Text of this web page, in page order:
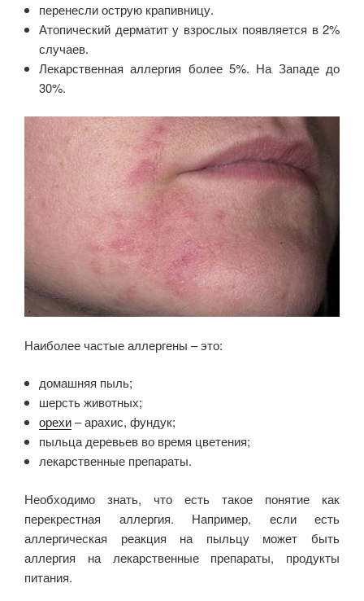
перенесли острую крапивницу.
Атопический дерматит у взрослых появляется в 2%
случаев.
Лекарственная аллергия более 5%. На Западе до
30%.
Наиболее частые аллергены – это:
домашняя пыль;
шерсть животных;
орехи– арахис, фундук;
пыльца деревьев во время цветения;
лекарственные препараты.
Необходимо знать, что есть такое понятие как
перекрестная аллергия. Например, если есть
аллергическая реакция на пыльцу может быть
аллергия на лекарственные препараты, продукты
питания.